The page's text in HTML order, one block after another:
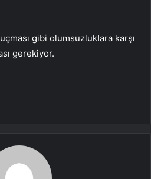
gibi olumsuzluklara karşı
gerekiyor.